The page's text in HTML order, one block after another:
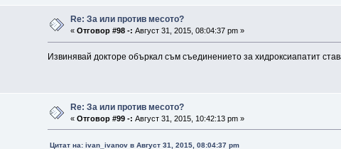
Re: За или против месото?
«Отговор #98 -: Август 31, 2015, 08:04:37 pm »
Извинявай докторе объркал съм съединението за хидроксиапатит
Re: За или против месото?
«Отговор #99 -: Август 31, 2015, 10:42:13 pm »
Цитат на: ivan_ivanov в Август 31, 2015, 08:04:37 pm